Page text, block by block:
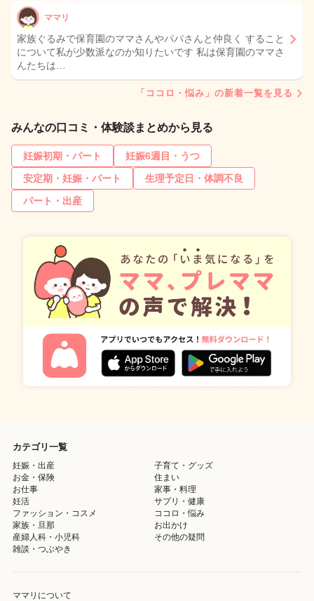
ママリ
家族ぐるみで保育園のママさんやパパさんと仲良く すること
について私が少数派なのか知りたいです 私は保育園のママさ
んたちは…
「ココロ・悩み」の新着一覧を見る
みんなの口コミ・体験談まとめから見る
妊娠初期・パート
妊娠6週目・うつ
安定期・妊娠・パート
生理予定日・体調不良
パート・出産
カテゴリ一覧
妊娠・出産
子育て・グッズ
お金・保険
住まい
お仕事
家事・料理
妊活
サプリ・健康
ファッション・コスメ
ココロ・悩み
家族・旦那
お出かけ
産婦人科・小児科
その他の疑問
雑談・つぶやき
ママリについて